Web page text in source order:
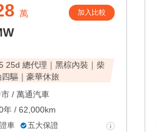
萬 加入比較
25d 總代理｜黑棕內裝｜柴
四驅｜豪華休旅
/ 萬通汽車
年 / 62,000km
車
五大保證